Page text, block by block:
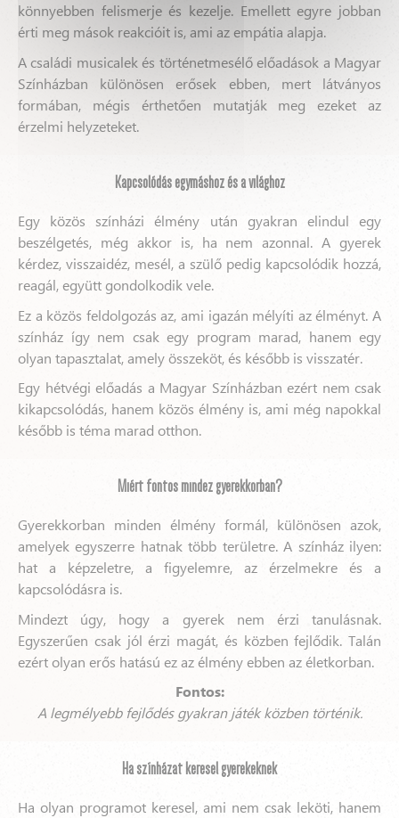
könnyebben felismerje és kezelje. Emellett egyre jobban
érti meg mások reakcióit is, ami az empátia alapja.
A családi musicalek és történetmesélő előadások a Magyar
Színházban különösen erősek ebben, mert látványos
formában, mégis érthetően mutatják meg ezeket az
érzelmi helyzeteket.
Kapcsolódás egymáshoz és a világhoz
Egy közös színházi élmény után gyakran elindul egy
beszélgetés, még akkor is, ha nem azonnal. A gyerek
kérdez, visszaidéz, mesél, a szülő pedig kapcsolódik hozzá,
reagál, együtt gondolkodik vele.
Ez a közös feldolgozás az, ami igazán mélyíti az élményt. A
színház így nem csak egy program marad, hanem egy
olyan tapasztalat, amely összeköt, és később is visszatér.
Egy hétvégi előadás a Magyar Színházban ezért nem csak
kikapcsolódás, hanem közös élmény is, ami még napokkal
később is téma marad otthon.
Miért fontos mindez gyerekkorban?
Gyerekkorban minden élmény formál, különösen azok,
amelyek egyszerre hatnak több területre. A színház ilyen:
hat a képzeletre, a figyelemre, az érzelmekre és a
kapcsolódásra is.
Mindezt úgy, hogy a gyerek nem érzi tanulásnak.
Egyszerűen csak jól érzi magát, és közben fejlődik. Talán
ezért olyan erős hatású ez az élmény ebben az életkorban.
Fontos:
A legmélyebb fejlődés gyakran játék közben történik.
Ha színházat keresel gyerekeknek
Ha olyan programot keresel, ami nem csak leköti, hanem